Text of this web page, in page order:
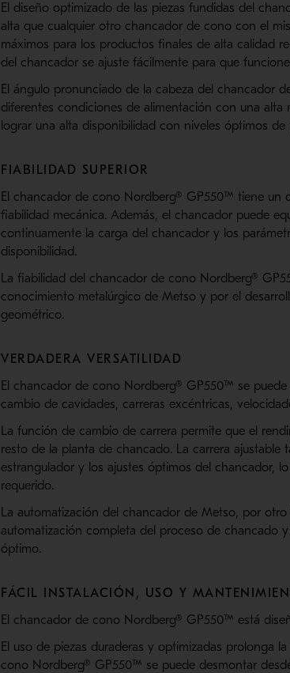
El diseño optimizado de las piezas fundidas del
alta que cualquier otro chancador de cono con el
máximos para los productos finales de alta calidad
del chancador se ajuste fácilmente para que
El ángulo pronunciado de la cabeza del chancador
diferentes condiciones de alimentación con una
lograr una alta disponibilidad con niveles óptimos
FIABILIDAD SUPERIOR
El chancador de cono Nordberg® GP550™ tiene un
fiabilidad mecánica. Además, el chancador puede
continuamente la carga del chancador y los
disponibilidad.
La fiabilidad del chancador de cono Nordberg®
conocimiento metalúrgico de Metso y por el
geométrico.
VERDADERA VERSATILIDAD
El chancador de cono Nordberg® GP550™ se
cambio de cavidades, carreras excéntricas,
La función de cambio de carrera permite que el
resto de la planta de chancado. La carrera
estrangulador y los ajustes óptimos del chancador,
requerido.
La automatización del chancador de Metso, por
automatización completa del proceso de chancado
óptimo.
FÁCIL INSTALACIÓN, USO Y
El chancador de cono Nordberg® GP550™ está
El uso de piezas duraderas y optimizadas prolonga
cono Nordberg® GP550™ se puede desmontar